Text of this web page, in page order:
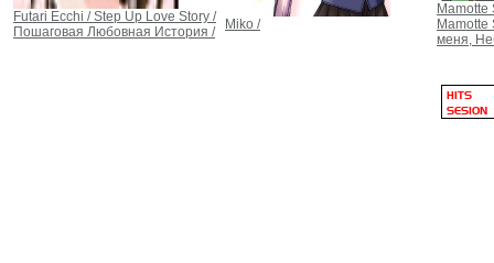
Futari Ecchi / Step Up Love Story /
Пошаговая Любовная История /
Miko /
меня,